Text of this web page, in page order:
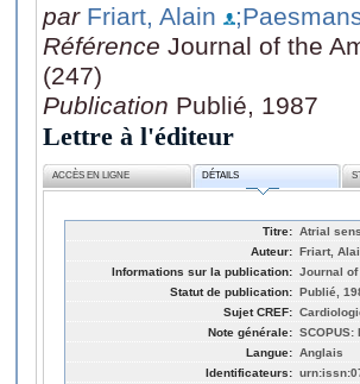
par Friart, Alain
Référence Journal of the
(247)
Publication Publié, 1987
Lettre à l'éditeur
ACCÈS EN LIGNE DÉTAILS
Titre: Atrial
Auteur: Friart,
Informations sur la publication: Journal of
Statut de publication: Publié,
Sujet CREF:
Note générale: SCOPUS:
Langue: Anglais
Identificateurs: